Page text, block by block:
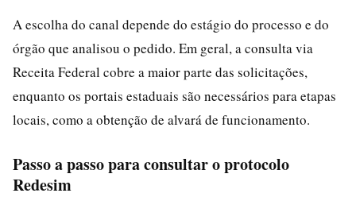
A escolha do canal depende do estágio do processo e do
órgão que analisou o pedido. Em geral, a consulta via
Receita Federal cobre a maior parte das solicitações,
enquanto os portais estaduais são necessários para etapas
locais, como a obtenção de alvará de funcionamento.
Passo a passo para consultar o protocolo
Redesim